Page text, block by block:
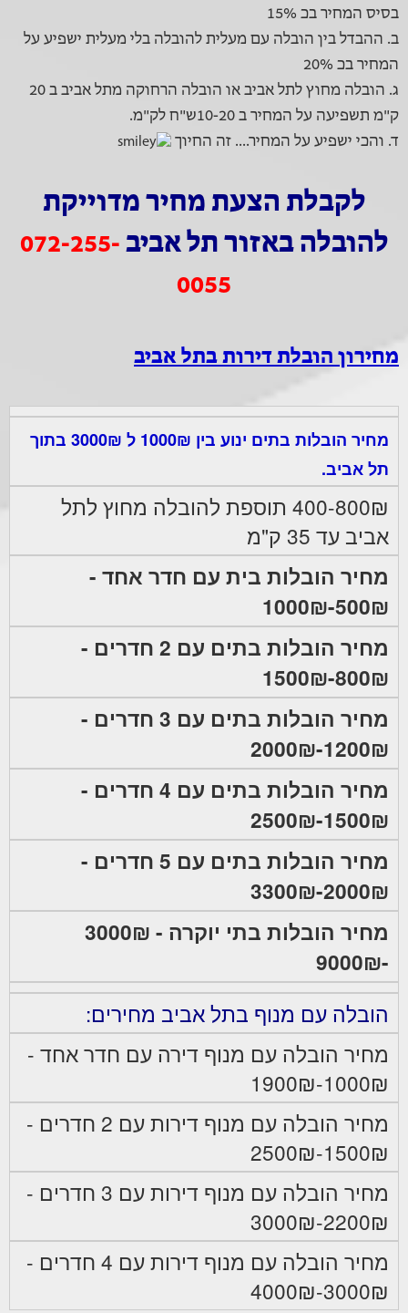
בסיס המחיר בכ 15%
ב. ההבדל בין הובלה עם מעלית להובלה בלי מעלית ישפיע על
המחיר בכ 20%
ג. הובלה מחוץ לתל אביב או הובלה הרחוקה מתל אביב ב 20
ק"מ תשפיעה על המחיר ב 10-20ש"ח לק"מ.
ד. והכי ישפיע על המחיר.... זה החיוך
לקבלת הצעת מחיר מדוייקת
להובלה באזור תל אביב 072-255-
0055
מחירון הובלת דירות בתל אביב
מחיר הובלות בתים ינוע בין 1000₪ ל 3000₪ בתוך
תל אביב.
400-800₪ תוספת להובלה מחוץ לתל
אביב עד 35 ק"מ
מחיר הובלות בית עם חדר אחד -
500₪-1000₪
מחיר הובלות בתים עם 2 חדרים -
800₪-1500₪
מחיר הובלות בתים עם 3 חדרים -
1200₪-2000₪
מחיר הובלות בתים עם 4 חדרים -
1500₪-2500₪
מחיר הובלות בתים עם 5 חדרים -
2000₪-3300₪
מחיר הובלות בתי יוקרה - 3000₪
-9000₪
הובלה עם מנוף בתל אביב מחירים:
מחיר הובלה עם מנוף דירה עם חדר אחד -
1000₪-1900₪
מחיר הובלה עם מנוף דירות עם 2 חדרים -
1500₪-2500₪
מחיר הובלה עם מנוף דירות עם 3 חדרים -
2200₪-3000₪
מחיר הובלה עם מנוף דירות עם 4 חדרים -
3000₪-4000₪